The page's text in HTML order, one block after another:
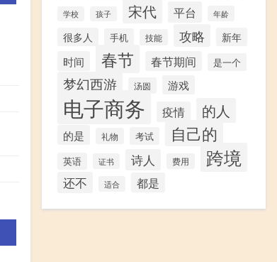
学校 孩子 宋代 平台 年龄
很多人 手机 技能 攻略 新年
时间 春节 春节期间 是一个
梦幻西游 汤圆 游戏
电子商务 疫情 的人
的是 礼物 考试 自己的
英语 证书 诗人 费用 跨境
还不 适合 都是